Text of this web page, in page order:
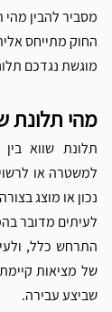
מסביר להבין מהי
החוק מתייחס
מוגשת נגדכם
מהי תלונת
נכון או מוצג
שביצע עבירה.